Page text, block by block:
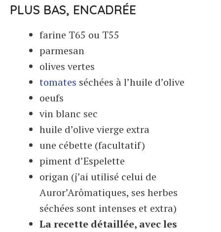
PLUS BAS, ENCADRÉE
farine T65 ou T55
parmesan
olives vertes
tomates séchées à l’huile d’olive
oeufs
vin blanc sec
huile d’olive vierge extra
une cébette (facultatif)
piment d’Espelette
origan (j’ai utilisé celui de
Auror’Arômatiques, ses herbes
séchées sont intenses et extra)
La recette détaillée, avec les